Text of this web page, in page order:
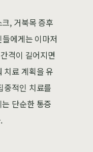
, 거북목 증후
에게는 이마저
격이 길어지면
치료 계획을 유
중적인 치료를
단순한 통증